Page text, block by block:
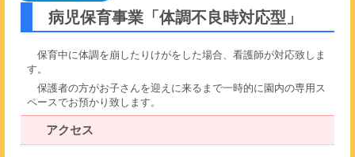
病児保育事業「体調不良時対応型」
保育中に体調を崩したりけがをした場合、看護師が対応致しま
す。
保護者の方がお子さんを迎えに来るまで一時的に園内の専用ス
ペースでお預かり致します。
アクセス